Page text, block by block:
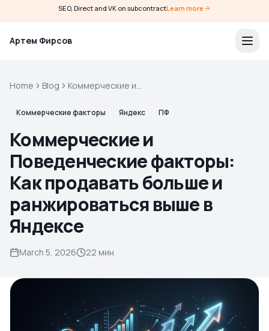
SEO, Direct and VK on subcontractLearn more
Артем Фирсов
Home Blog
Коммерческие и
Как продавать больше и
Яндексе
Коммерческие факторы Яндекс ПФ
Коммерческие и
Поведенческие факторы:
Как продавать больше и
ранжироваться выше в
Яндексе
March 5, 2026 22 мин